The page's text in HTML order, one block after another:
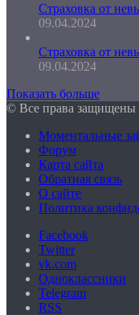
Страховка от
09.04.2024
Страховка от
09.04.2024
Показать больше
© Все права защищены
Моментальные
Форум
Карта сайта
Обратная связь
О сайте
Политика
Facebook
Twitter
vk.com
Одноклассники
Telegram
RSS